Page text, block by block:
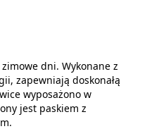
dni. Wykonane z
zapewniają doskonałą
wyposażono w
jest paskiem z